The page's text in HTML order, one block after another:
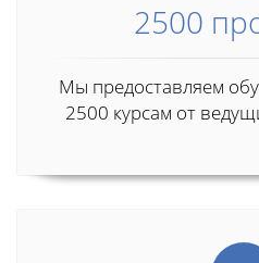
2500
Мы предоставляем
2500 курсам от